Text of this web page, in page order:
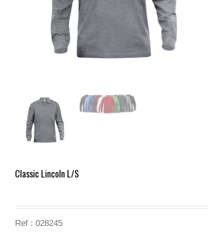
Classic Lincoln L/S
Ref : 028245